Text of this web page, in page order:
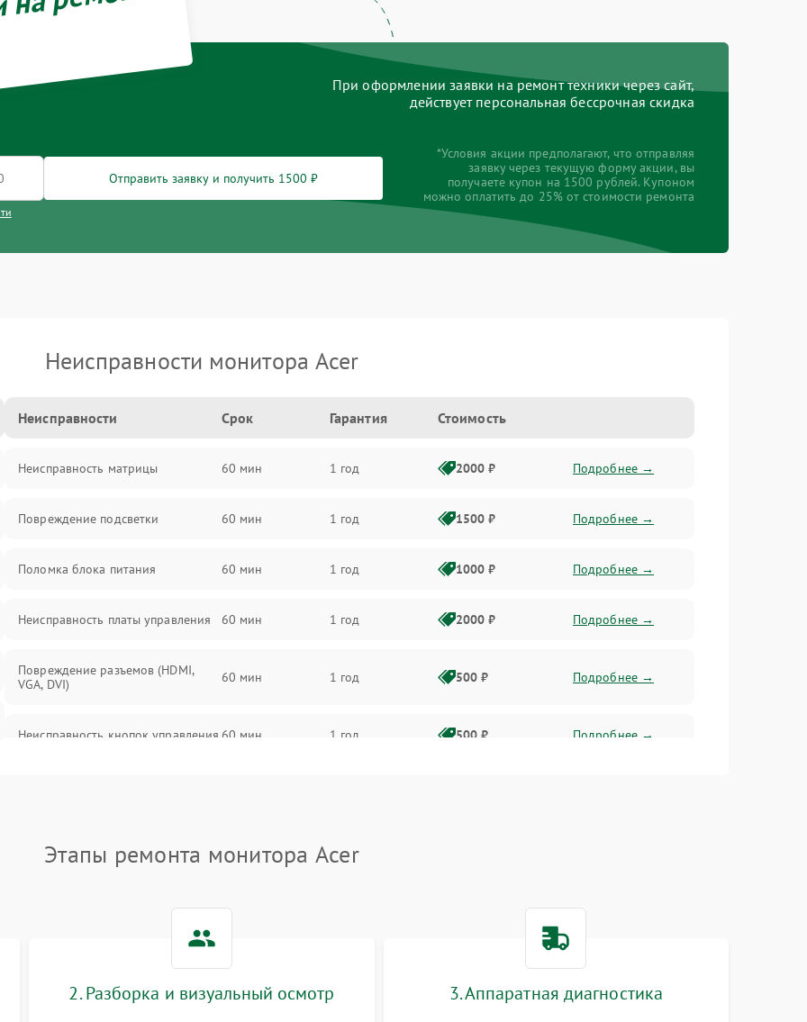
При оформлении заявки на ремонт техники через сайт,
действует персональная бессрочная скидка
Отправить заявку и получить 1500 ₽
*Условия акции предполагают, что отправляя
заявку через текущую форму акции, вы
получаете купон на 1500 рублей. Купоном
можно оплатить до 25% от стоимости ремонта
Неисправности монитора Acer
Неисправности Срок Гарантия Стоимость
Неисправность матрицы 60 мин 1 год 2000 ₽ Подробнее →
Повреждение подсветки 60 мин 1 год 1500 ₽ Подробнее →
Поломка блока питания 60 мин 1 год 1000 ₽ Подробнее →
Неисправность платы управления 60 мин 1 год 2000 ₽ Подробнее →
Повреждение разъемов (HDMI,
VGA, DVI)
60 мин 1 год 500 ₽ Подробнее →
Неисправность кнопок управления 60 мин 1 год 500 ₽ Подробнее →
Поломка системы автоматического
Этапы ремонта монитора Acer
2. Разборка и визуальный осмотр 3. Аппаратная диагностика